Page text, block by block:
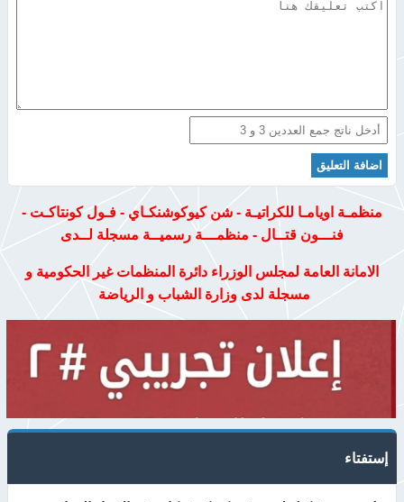
منظمـة اويامـا للكراتيـة - شن كيوكوشنكـاي - فـول كونتاكـت -
فنـــون قتــال - منظمـــة رسميــة مسجلة لــدى
الامانة العامة لمجلس الوزراء دائرة المنظمات غير الحكومية و
مسجلة لدى وزارة الشباب و الرياضة
إستفتاء